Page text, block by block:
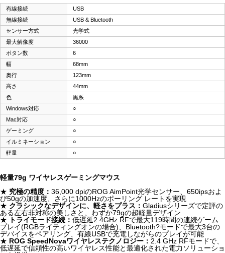
有線接続
USB
無線接続
USB & Bluetooth
センサー方式
光学式
最大解像度
36000
ボタン数
6
幅
68mm
奥行
123mm
高さ
44mm
色
黒系
Windows対応
○
Mac対応
○
ゲーミング
○
イルミネーション
○
軽量
○
軽量79g ワイヤレスゲーミングマウス
★ 究極の精度： 36,000 dpiのROG AimPoint光学センサー、650ipsおよ
び50gの加速度、さらに1000Hzのポーリング レートを実現
★ クラシックなデザインに、軽さをプラス： Gladiusシリーズで定評の
ある左右非対称の美しさと、わずか79gの超軽量デザイン
★
トライモード接続： 低遅延2.4GHz RFで最大119時間の連続ゲーム
プレイ(RGBライティングオンの場合)、Bluetooth?モードで最大3台の
デバイスをペアリング、有線USBで充電しながらのプレイが可能
★ ROG SpeedNovaワイヤレステクノロジー： 2.4 GHz RFモードで、
低遅延で信頼性の高いワイヤレス性能と最適化された電力ソリューショ